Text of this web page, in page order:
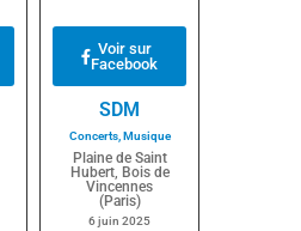
Voir sur
Facebook
SDM
Concerts,Musique
Plaine de Saint
Hubert, Bois de
Vincennes
(Paris)
6 juin 2025